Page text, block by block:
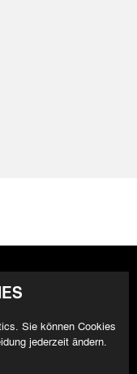
Sie können Cookies
jederzeit ändern.